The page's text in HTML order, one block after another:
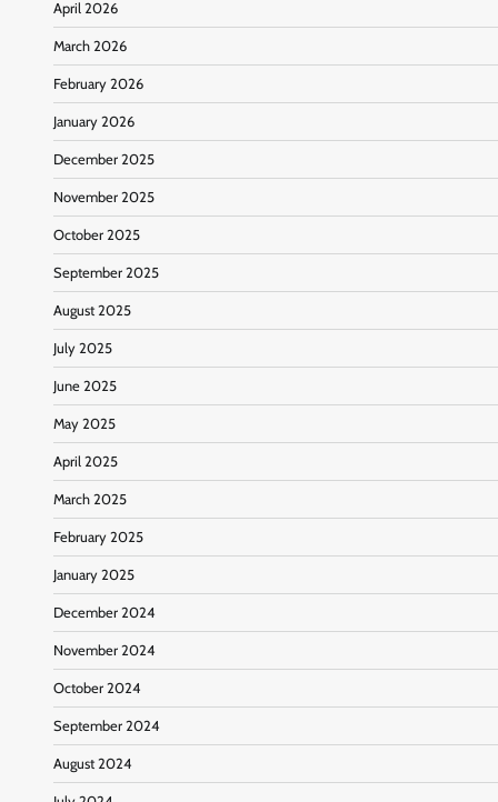
April 2026
March 2026
February 2026
January 2026
December 2025
November 2025
October 2025
September 2025
August 2025
July 2025
June 2025
May 2025
April 2025
March 2025
February 2025
January 2025
December 2024
November 2024
October 2024
September 2024
August 2024